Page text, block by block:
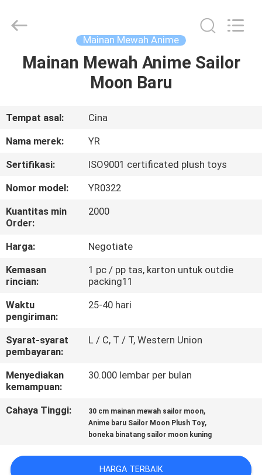
RUMAH
TENTANG
KAMI
TUR
PABRIK
KONTROL
KUALITAS
HUBUNGI
KAMI
PERMINTAAN
PENAWARAN
SITEMAP
Reserved.
Mainan Mewah Anime
Mainan Mewah Anime Sailor
Moon Baru
Tempat asal:
Cina
Nama merek:
YR
Sertifikasi:
ISO9001 certificated plush toys
Nomor model:
YR0322
Kuantitas min
Order:
2000
Harga:
Negotiate
Kemasan
rincian:
1 pc / pp tas, karton untuk outdie
packing11
Waktu
pengiriman:
25-40 hari
Syarat-syarat
pembayaran:
L / C, T / T, Western Union
Menyediakan
kemampuan:
30.000 lembar per bulan
Cahaya Tinggi: 30 cm mainan mewah sailor moon,
Anime baru Sailor Moon Plush Toy,
boneka binatang sailor moon kuning
HARGA TERBAIK